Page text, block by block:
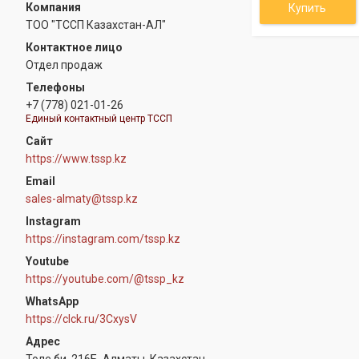
ТОО "ТССП Казахстан-АЛ"
Отдел продаж
+7 (778) 021-01-26
Единый контактный центр ТССП
https://www.tssp.kz
sales-almaty@tssp.kz
Instagram
https://instagram.com/tssp.kz
Youtube
https://youtube.com/@tssp_kz
WhatsApp
https://clck.ru/3CxysV
Купить